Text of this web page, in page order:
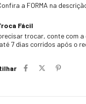
a FORMA na
Fácil
trocar, conte com
7 dias corridos após o